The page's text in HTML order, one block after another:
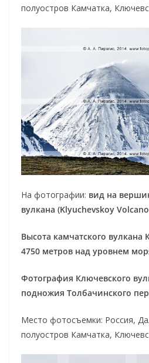
полуостров Камчатка,
На фотографии: вид на
вулкана (Klyuchevskoy
Высота камчатского
4750 метров над уровнем
Фотография Ключевского
подножия Толбачинского
Место фотосъемки: Россия,
полуостров Камчатка,